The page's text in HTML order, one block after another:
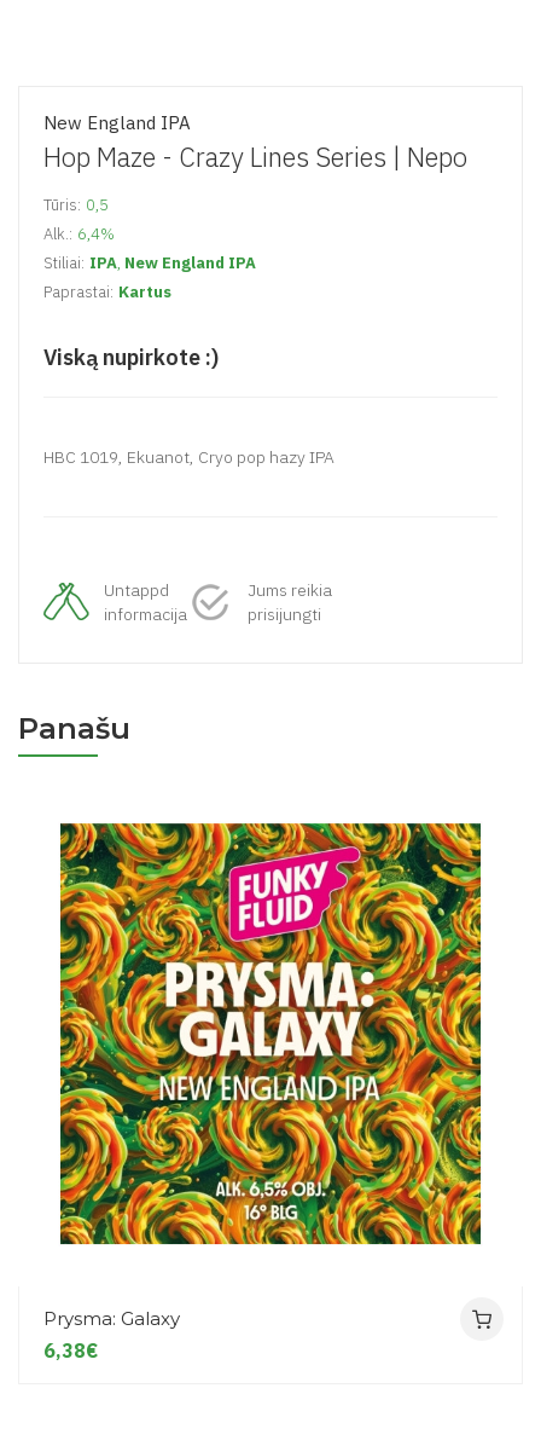
New England IPA
Hop Maze - Crazy Lines Series | Nepo
Tūris: 0,5
Alk.: 6,4%
Stiliai: IPA, New England IPA
Paprastai: Kartus
Viską nupirkote :)
HBC 1019, Ekuanot, Cryo pop hazy IPA
Untappd
informacija
Jums reikia
prisijungti
Panašu
Prysma: Galaxy
6,38€